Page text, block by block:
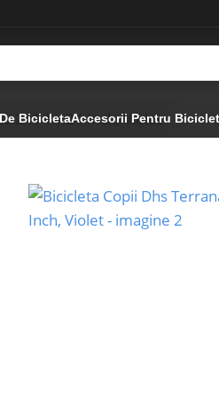
BicicletaAccesorii Pentru
2414 – 24 Inch, Violet